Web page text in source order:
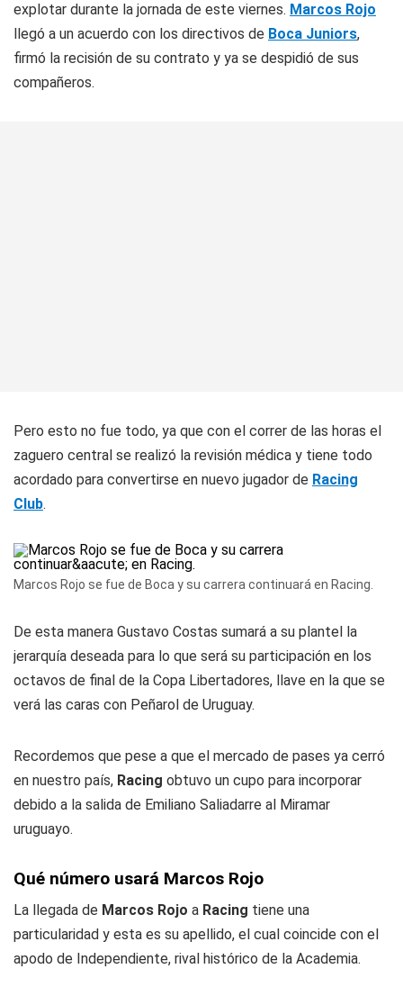
explotar durante la jornada de este viernes. Marcos Rojo
llegó a un acuerdo con los directivos de Boca Juniors,
firmó la recisión de su contrato y ya se despidió de sus
compañeros.
Pero esto no fue todo, ya que con el correr de las horas el
zaguero central se realizó la revisión médica y tiene todo
acordado para convertirse en nuevo jugador de Racing
Club.
Marcos Rojo se fue de Boca y su carrera continuará en Racing.
De esta manera Gustavo Costas sumará a su plantel la
jerarquía deseada para lo que será su participación en los
octavos de final de la Copa Libertadores, llave en la que se
verá las caras con Peñarol de Uruguay.
Recordemos que pese a que el mercado de pases ya cerró
en nuestro país, Racing obtuvo un cupo para incorporar
debido a la salida de Emiliano Saliadarre al Miramar
uruguayo.
Qué número usará Marcos Rojo
La llegada de Marcos Rojo a Racing tiene una
particularidad y esta es su apellido, el cual coincide con el
apodo de Independiente, rival histórico de la Academia.